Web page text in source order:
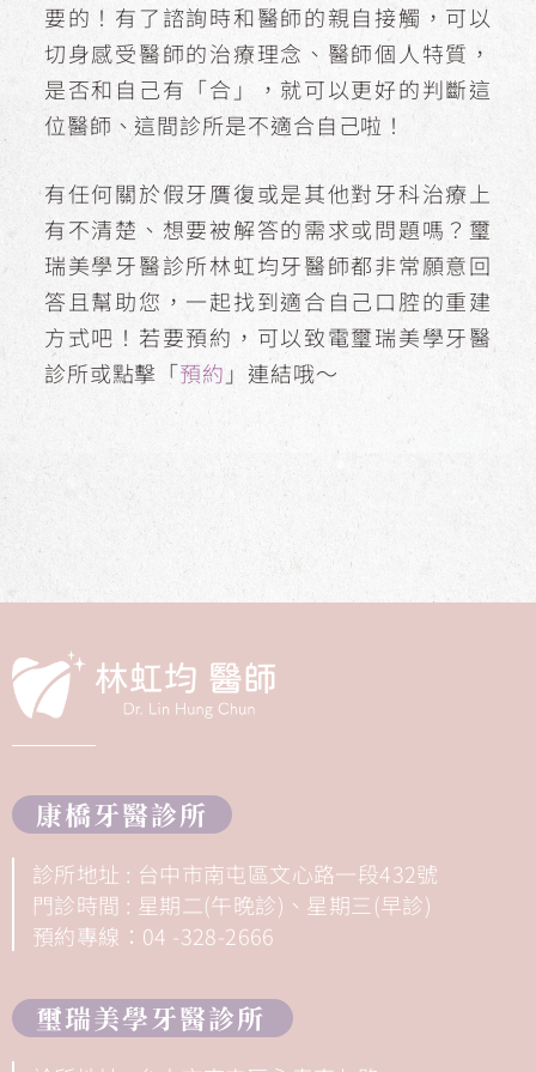
要的！有了諮詢時和醫師的親自接觸，可以
切身感受醫師的治療理念、醫師個人特質，
是否和自己有「合」，就可以更好的判斷這
位醫師、這間診所是不適合自己啦！
有任何關於假牙贋復或是其他對牙科治療上
有不清楚、想要被解答的需求或問題嗎？璽
瑞美學牙醫診所林虹均牙醫師都非常願意回
答且幫助您，一起找到適合自己口腔的重建
方式吧！若要預約，可以致電璽瑞美學牙醫
診所或點擊「預約 」連結哦～
康橋牙醫診所
診所地址 : 台中市南屯區文心路一段432號
門診時間 : 星期二(午晚診)、星期三(早診)
預約專線：04 -328-2666
璽瑞美學牙醫診所